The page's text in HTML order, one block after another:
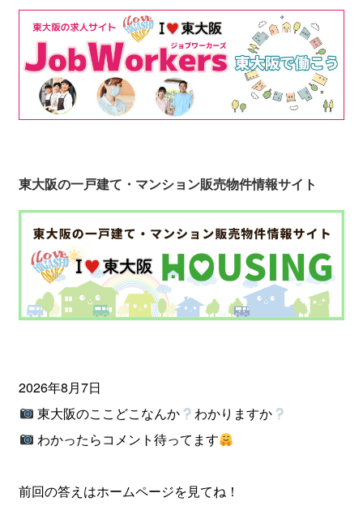
東大阪の一戸建て・マンション販売物件情報サイト
2026年8月7日
東大阪のここどこなんか
わかりますか
わかったらコメント待ってます
前回の答えはホームページを見てね！